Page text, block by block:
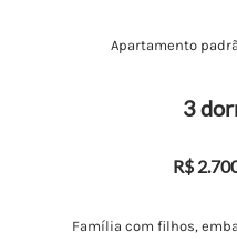
Apartamento
3
R$
Família com filhos,